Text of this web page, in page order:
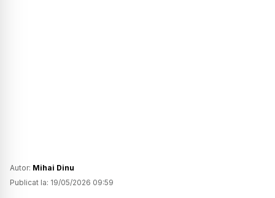
Autor: Mihai Dinu
Publicat la: 19/05/2026 09:59